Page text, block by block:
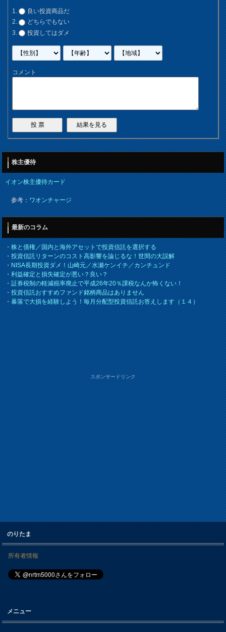
良い投資商品だ
どちらでもない
投資してはダメ
コメント
株主優待
イオン株主優待カード
参考：ワオンチャージ
最新のコラム
・株と債権／国内と海外アセットで投資信託を選択する
・投資信託リターンのコスト高影響を論じるな！世間の大誤解
・NISA長期投資ダメ！山崎元／水瀬ケンイチ／カンチュンド
・利益確定と損失確定が悪い？良い？
・証券税制の軽減税率廃止で平成26年20％課税なんか怖くない！
・投資信託おすすめファンド銘柄商品はありません
・暴落で大損を経験しよう！毎月分配型投資信託お答えします（１４）
スポンサードリンク
のりたま
所有者情報
メニュー